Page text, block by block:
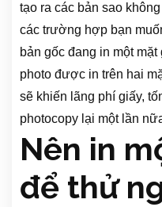
tạo ra các bản sao
các trường hợp bạn
bản gốc đang in một
photo được in trên hai
sẽ khiến lãng phí giấy,
photocopy lại một lần
Nên in
để thử